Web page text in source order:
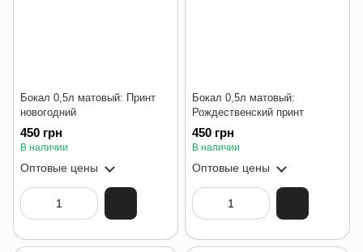
Бокал 0,5л матовый: Принт
новогодний
450 грн
В наличии
Оптовые цены
Бокал 0,5л матовый:
Рождественский принт
450 грн
В наличии
Оптовые цены